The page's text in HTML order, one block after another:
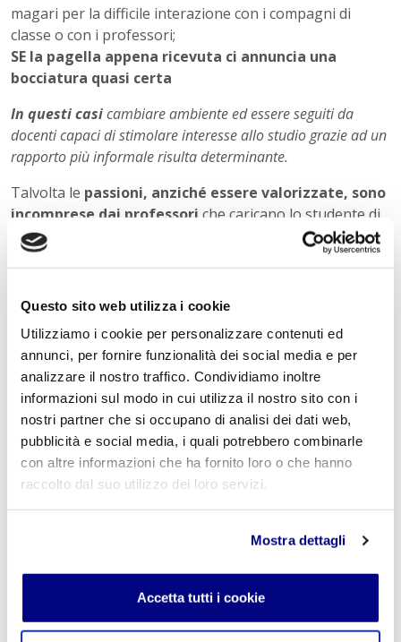
Questo sito web utilizza i cookie
Utilizziamo i cookie per personalizzare contenuti ed
annunci, per fornire funzionalità dei social media e per
analizzare il nostro traffico. Condividiamo inoltre
informazioni sul modo in cui utilizza il nostro sito con i
nostri partner che si occupano di analisi dei dati web,
pubblicità e social media, i quali potrebbero combinarle
con altre informazioni che ha fornito loro o che hanno
raccolto dal suo utilizzo dei loro servizi.
Mostra dettagli
Accetta tutti i cookie
magari per la difficile interazione con i compagni di
classe o con i professori;
SE la pagella appena ricevuta ci annuncia una
bocciatura quasi certa
In questi casicambiare ambiente ed essere seguiti da
docenti capaci di stimolare interesse allo studio grazie ad un
rapporto più informale risulta determinante.
Talvolta le passioni, anziché essere valorizzate, sono
incomprese dai professori che caricano lo studente di
compiti e si rifiutano di programmare verifiche e
interrogazioni.
, un cambio scuola o
in sé stessi, avere nuovi stimoli per completare l'anno e
modo per evitare delusioni e dispiaceri e ritrovare
l'armonia familiare. Nella nostra Scuola, i docenti,
hanno una maggiore comprensionedelle esigenze
specifiche dei ragazzi emassima disponibilità
all’ascoltoe nella gestione del gruppo classe e questo
consente agli studenti di non rinunciare alle loro
passioni o talenti e al tempo stesso di vivere la
frequenza scolastica con serenità e profitto.
Istituto Paritario S. Freud – Scuola Privata Milano – Scuola